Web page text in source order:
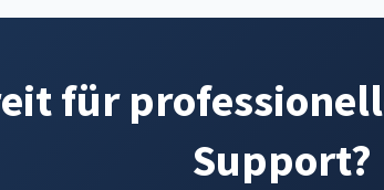
für
Support?